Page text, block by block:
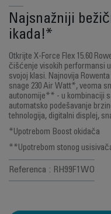
Najsnažniji
ikada!*
Otkrijte X-Force Flex 15.60
čišćenje visokih performansi
svojoj klasi. Najnovija
snage 230 Air Watt*, veoma
autonomije** - u kombinaciji
automatsko podešavanje
tehnologija, digitalni displej,
*Upotrebom Boost okidača
**Upotrebom stonog
Referenca : RH99F1WO